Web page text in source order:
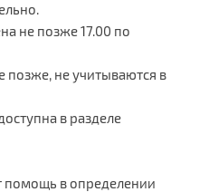
не позже 17.00 по
позже, не учитываются в
в разделе
помощь в определении